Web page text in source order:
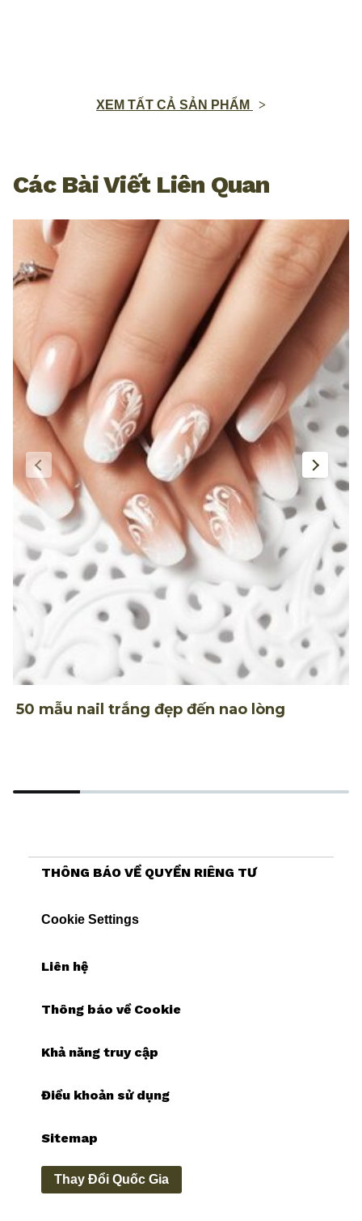
XEM TẤT CẢ SẢN PHẨM
Các Bài Viết Liên Quan
50 mẫu nail trắng đẹp đến nao lòng
THÔNG BÁO VỀ QUYỀN RIÊNG TƯ
Cookie Settings
Liên hệ
Thông báo về Cookie
Khả năng truy cập
Điều khoản sử dụng
Sitemap
Thay Đổi Quốc Gia